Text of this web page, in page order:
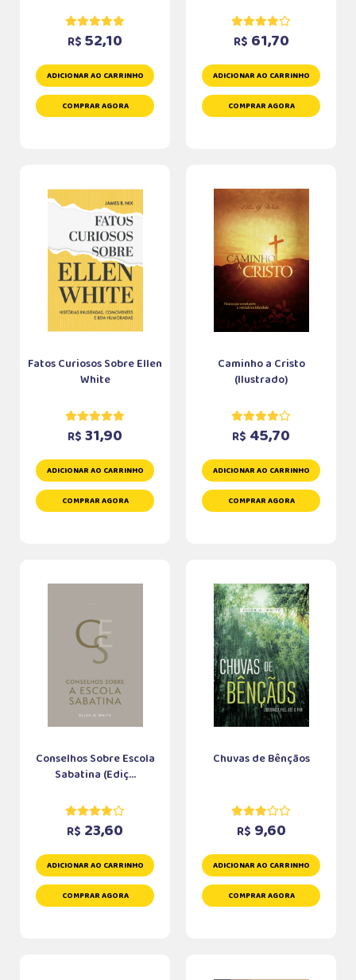
R$ 52,10
ADICIONAR AO CARRINHO
COMPRAR AGORA
R$ 61,70
ADICIONAR AO CARRINHO
COMPRAR AGORA
Fatos Curiosos Sobre Ellen
White
R$ 31,90
ADICIONAR AO CARRINHO
COMPRAR AGORA
Caminho a Cristo
(Ilustrado)
R$ 45,70
ADICIONAR AO CARRINHO
COMPRAR AGORA
Conselhos Sobre Escola
Sabatina (Ediç...
R$ 23,60
ADICIONAR AO CARRINHO
COMPRAR AGORA
Chuvas de Bênçãos
R$ 9,60
ADICIONAR AO CARRINHO
COMPRAR AGORA